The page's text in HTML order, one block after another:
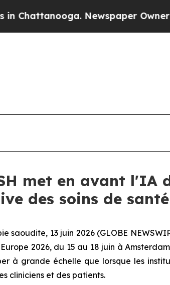
Newspaper Owner
met en avant l'IA
des soins de
saoudite, 13 juin 2026 (GLOBE
2026, du 15 au 18 juin à
à grande échelle que lorsque les
cliniciens et des patients.